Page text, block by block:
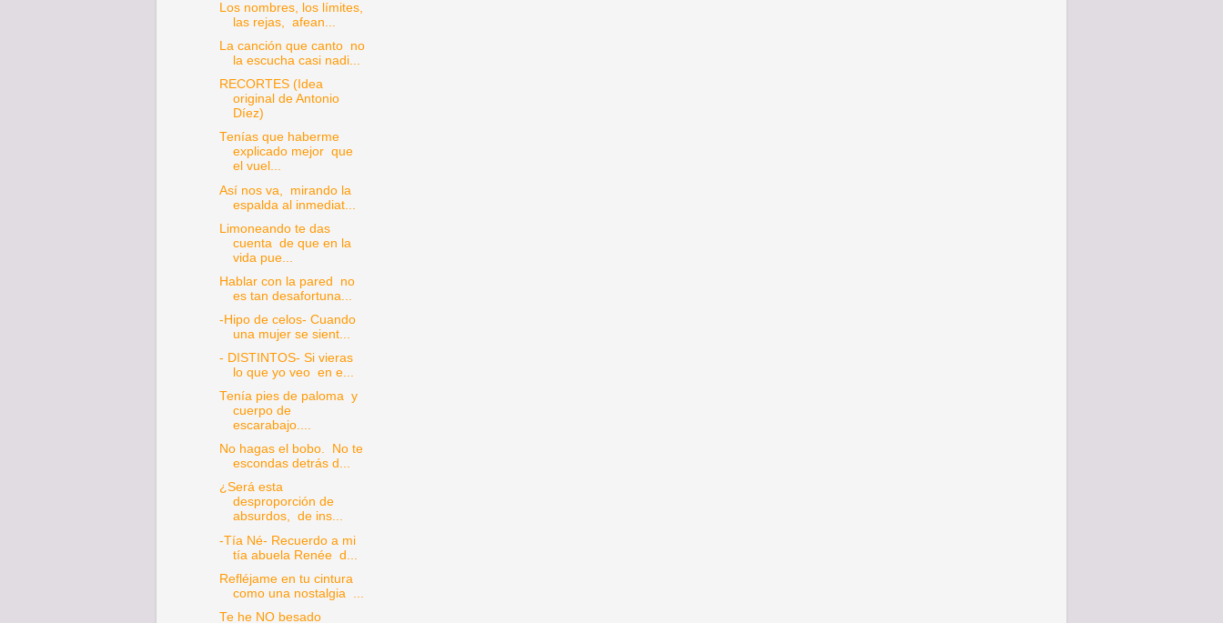
Los nombres, los límites,
las rejas, afean...
La canción que canto no
la escucha casi nadi...
RECORTES (Idea
original de Antonio
Díez)
Tenías que haberme
explicado mejor que
el vuel...
Así nos va, mirando la
espalda al inmediat...
Limoneando te das
cuenta de que en la
vida pue...
Hablar con la pared no
es tan desafortuna...
-Hipo de celos- Cuando
una mujer se sient...
- DISTINTOS- Si vieras
lo que yo veo en e...
Tenía pies de paloma y
cuerpo de
escarabajo....
No hagas el bobo. No te
escondas detrás d...
¿Será esta
desproporción de
absurdos, de ins...
-Tía Né- Recuerdo a mi
tía abuela Renée d...
Refléjame en tu cintura
como una nostalgia ...
Te he NO besado